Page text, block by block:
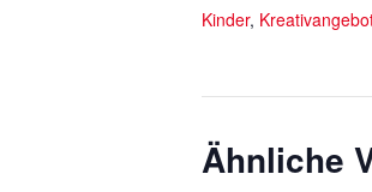
Kinder,
Ähnliche